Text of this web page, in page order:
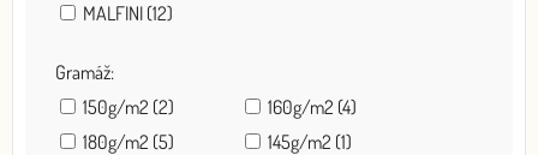
MALFINI (12)
Gramáž:
150g/m2 (2)
160g/m2 (4)
180g/m2 (5)
145g/m2 (1)